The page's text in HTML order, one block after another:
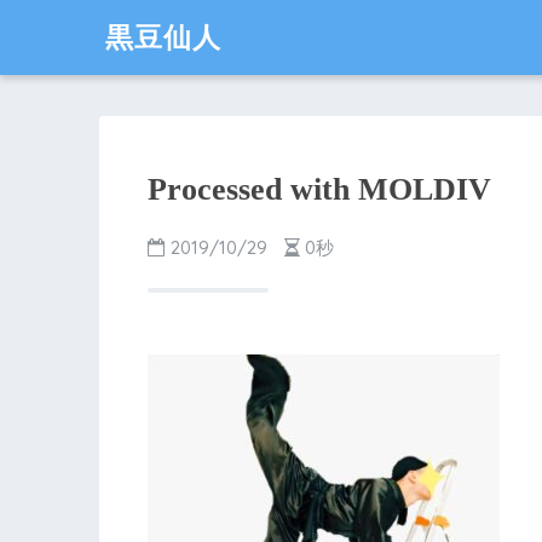
黒豆仙人
Processed with MOLDIV
2019/10/29 0秒